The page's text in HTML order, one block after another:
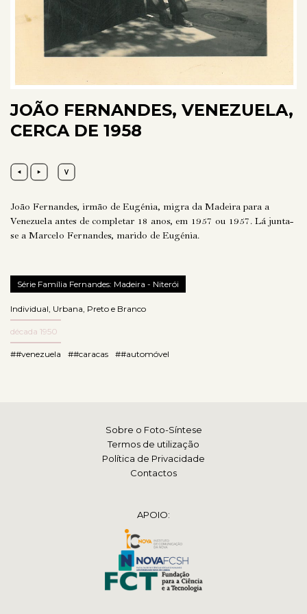
JOÃO FERNANDES, VENEZUELA,
CERCA DE 1958
João Fernandes, irmão de Eugénia, migra da Madeira para a
Venezuela antes de completar 18 anos, em 1957 ou 1957. Lá junta-
se a Marcelo Fernandes, marido de Eugénia.
Série Família Fernandes: Madeira - Niterói
Individual, Urbana, Preto e Branco
década 1950
##venezuela ##caracas ##automóvel
Sobre o Foto-Síntese
Termos de utilização
Política de Privacidade
Contactos
APOIO: